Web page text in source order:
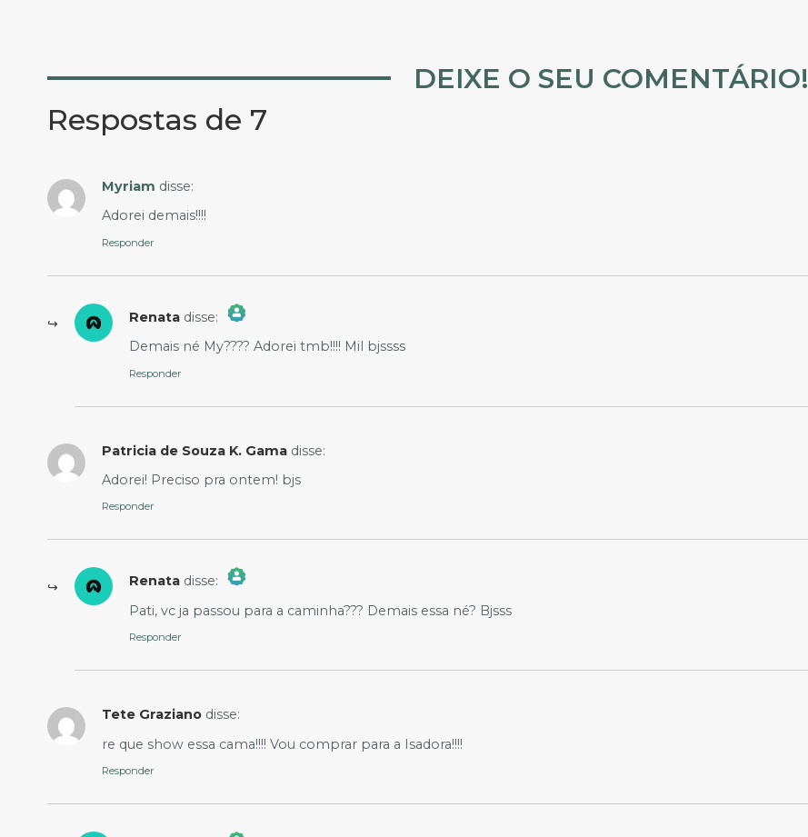
DEIXE O SEU COMENTÁRIO!
Respostas de 7
Myriam disse:
Adorei demais!!!!
Responder
Renata disse:
The Real Person Badge!
Anti-Spam by CleanTalk
Demais né My???? Adorei tmb!!!! Mil bjssss
Responder
Patricia de Souza K. Gama disse:
Adorei! Preciso pra ontem! bjs
Responder
Renata disse:
The Real Person Badge!
Anti-Spam by CleanTalk
Pati, vc ja passou para a caminha??? Demais essa né? Bjsss
Responder
Tete Graziano disse:
re que show essa cama!!!! Vou comprar para a Isadora!!!!
Responder